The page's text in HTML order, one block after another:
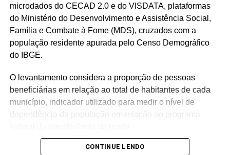
microdados do CECAD 2.0 e do VISDATA, plataformas
do Ministério do Desenvolvimento e Assistência Social,
Família e Combate à Fome (MDS), cruzados com a
população residente apurada pelo Censo Demográfico
do IBGE.
O levantamento considera a proporção de pessoas
beneficiárias em relação ao total de habitantes de cada
município, indicador utilizado para medir o nível de
dependência da população em relação ao programa
Com população de 4.558 habitantes, São José do Seridó
CONTINUE LENDO